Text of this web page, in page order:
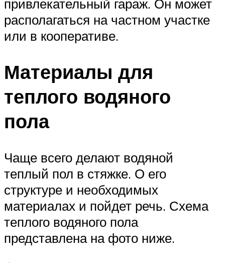
привлекательный гараж. Он может
располагаться на частном участке
или в кооперативе.
Материалы для
теплого водяного
пола
Чаще всего делают водяной
теплый пол в стяжке. О его
структуре и необходимых
материалах и пойдет речь. Схема
теплого водяного пола
представлена на фото ниже.